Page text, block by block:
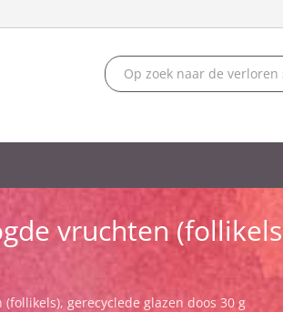
vruchten
(follikels), gerecyclede glazen doos 30 g